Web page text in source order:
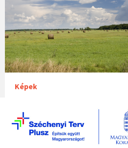
Képek